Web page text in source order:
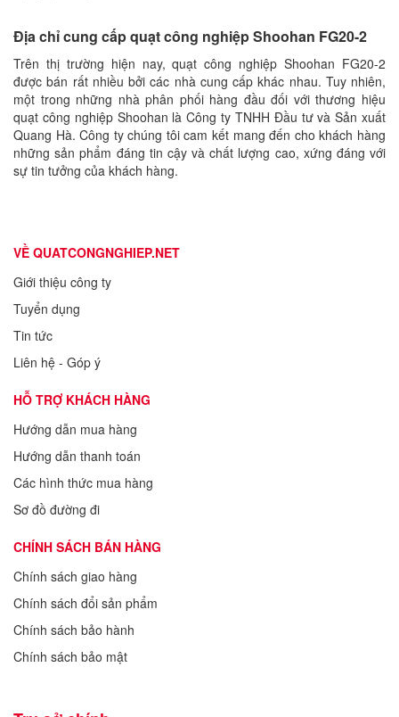
Địa chỉ cung cấp quạt công nghiệp Shoohan FG20-2
Trên thị trường hiện nay, quạt công nghiệp Shoohan FG20-2
được bán rất nhiều bởi các nhà cung cấp khác nhau. Tuy nhiên,
một trong những nhà phân phối hàng đầu đối với thương hiệu
quạt công nghiệp Shoohan là Công ty TNHH Đầu tư và Sản xuất
Quang Hà. Công ty chúng tôi cam kết mang đến cho khách hàng
những sản phẩm đáng tin cậy và chất lượng cao, xứng đáng với
sự tin tưởng của khách hàng.
VỀ QUATCONGNGHIEP.NET
Giới thiệu công ty
Tuyển dụng
Tin tức
Liên hệ - Góp ý
HỖ TRỢ KHÁCH HÀNG
Hướng dẫn mua hàng
Hướng dẫn thanh toán
Các hình thức mua hàng
Sơ đồ đường đi
CHÍNH SÁCH BÁN HÀNG
Chính sách giao hàng
Chính sách đổi sản phẩm
Chính sách bảo hành
Chính sách bảo mật